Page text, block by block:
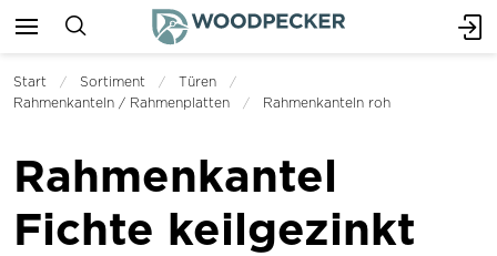
Start Sortiment
Türen
Rahmenkanteln / Rahmenplatten
Rahmenkanteln roh
Rahmenkantel
Fichte keilgezinkt